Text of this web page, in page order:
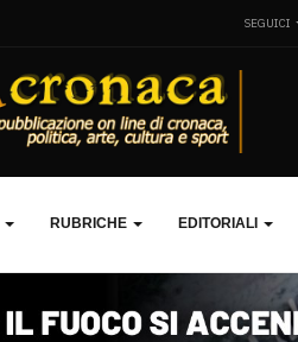
SEGUICI
RUBRICHE EDITORIALI